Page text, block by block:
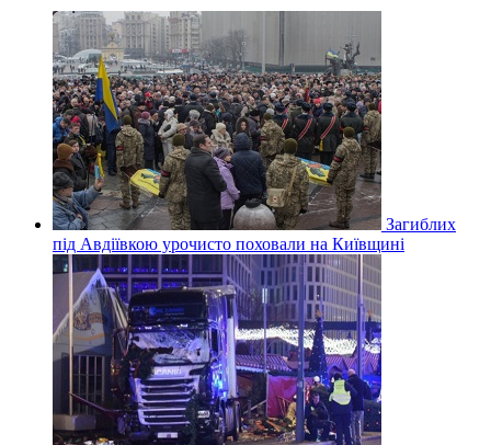
Загиблих
під Авдіївкою урочисто поховали на Київщині